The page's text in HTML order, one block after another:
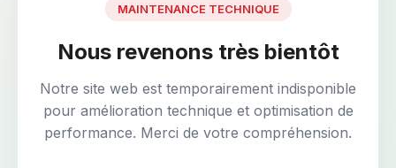
MAINTENANCE TECHNIQUE
Nous revenons très bientôt
Notre site web est temporairement indisponible
pour amélioration technique et optimisation de
performance. Merci de votre compréhension.